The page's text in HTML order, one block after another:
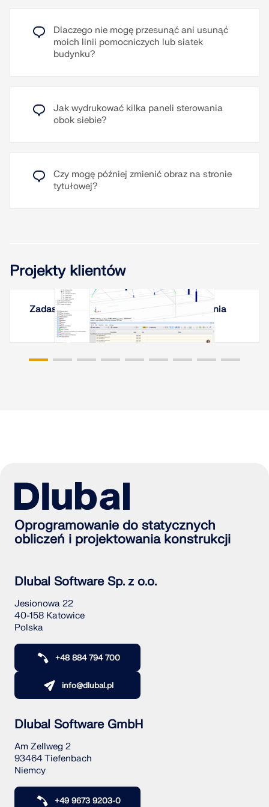
ukształtowanie terenu.
Przeczytaj więcej
Przeczytaj więcej
Dlaczego nie mogę przesunąć ani usunąć
moich linii pomocniczych lub siatek
budynku?
Jak wydrukować kilka paneli sterowania
obok siebie?
Czy mogę później zmienić obraz na stronie
tytułowej?
Projekty klientów
Zadaszenie membranowe w Erywaniu, Armenia
Oprogramowanie do statycznych
obliczeń i projektowania konstrukcji
Dlubal Software Sp. z o.o.
Jesionowa 22
40-158 Katowice
Polska
+48 884 794 700
info@dlubal.pl
Dlubal Software GmbH
Am Zellweg 2
93464 Tiefenbach
Niemcy
+49 9673 9203-0